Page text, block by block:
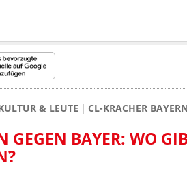
& LEUTE CL-KRACHER
GEGEN BAYER: WO